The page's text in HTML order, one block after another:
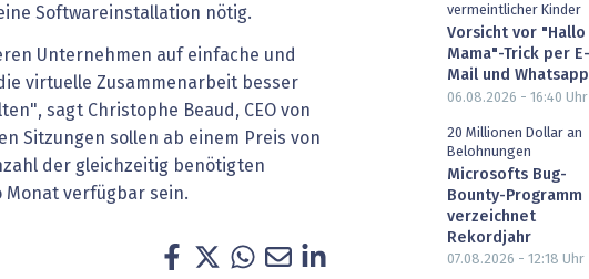
Softwareinstallation nötig.
Unternehmen auf einfache und
virtuelle Zusammenarbeit besser
sagt Christophe Beaud, CEO von
Sitzungen sollen ab einem Preis von
der gleichzeitig benötigten
Monat verfügbar sein.
vermeintlicher Kinder
Vorsicht vor "Hallo
Mama"-Trick per E-
Mail und Whatsapp
06.08.2026 - 16:40 Uhr
20 Millionen Dollar an
Belohnungen
Microsofts Bug-
Bounty-Programm
verzeichnet
Rekordjahr
07.08.2026 - 12:18 Uhr